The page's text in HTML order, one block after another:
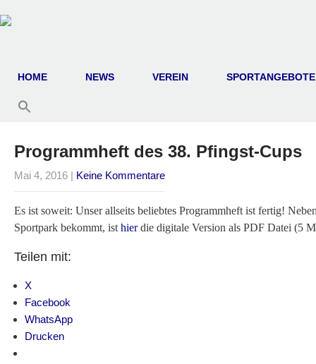
HOME NEWS VEREIN SPORTANGEBOTE
Programmheft des 38. Pfingst-Cups
Mai 4, 2016 | Keine Kommentare
Es ist soweit: Unser allseits beliebtes Programmheft ist fertig!
Sportpark bekommt, ist hierdie digitale Version als PDF Datei (5
Teilen mit:
X
Facebook
WhatsApp
Drucken